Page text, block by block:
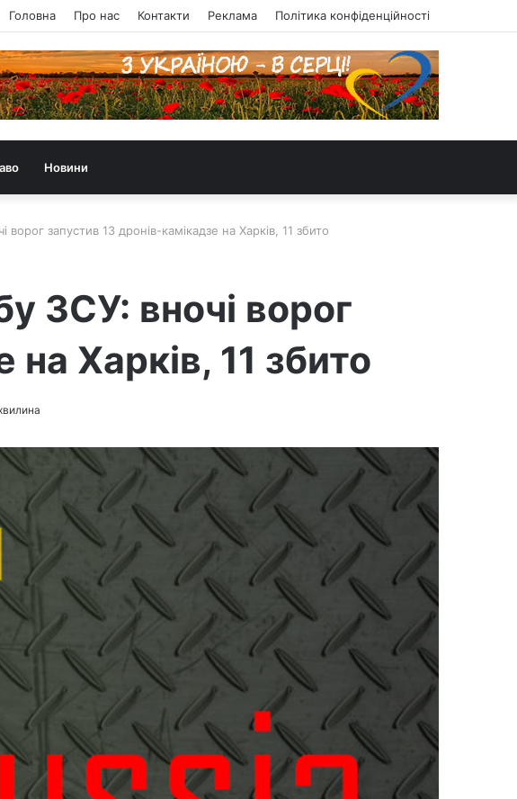
Головна Про нас Контакти Реклама Політика конфіденційності
Новини
запустив 13 дронів-камікадзе на Харків, 11 збито
ЗСУ: вночі ворог
на Харків, 11 збито